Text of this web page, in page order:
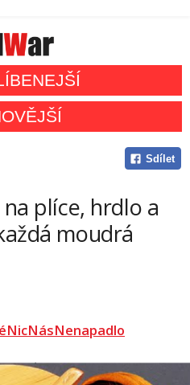
Sdílet
plíce, hrdlo a
moudrá